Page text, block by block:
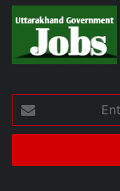
your
Email